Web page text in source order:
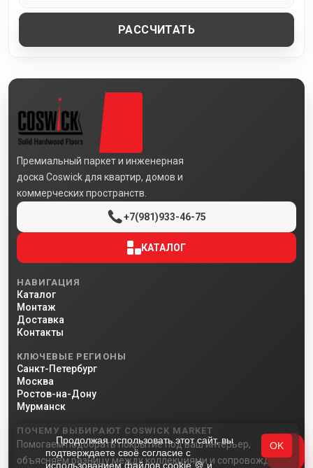
РАССЧИТАТЬ
Премиальный паркет и инженерная
доска Coswick для квартир, домов и
коммерческих пространств.
+7(981)933-46-75
КАТАЛОГ
НАВИГАЦИЯ
Каталог
Монтаж
Доставка
Контакты
КЛЮЧЕВЫЕ РЕГИОНЫ
Санкт-Петербург
Москва
Ростов-на-Дону
Мурманск
ПОЧЕМУ ВЫБИРАЮТ COSWICK MARKET
Помогаем подобрать покрытие под ваш интерьер,
объясняем разницу между коллекциями и сопровождаем
Продолжая использовать этот сайт, вы
подтверждаете своё согласие с
использованием файлов cookie 🍪 и
OK